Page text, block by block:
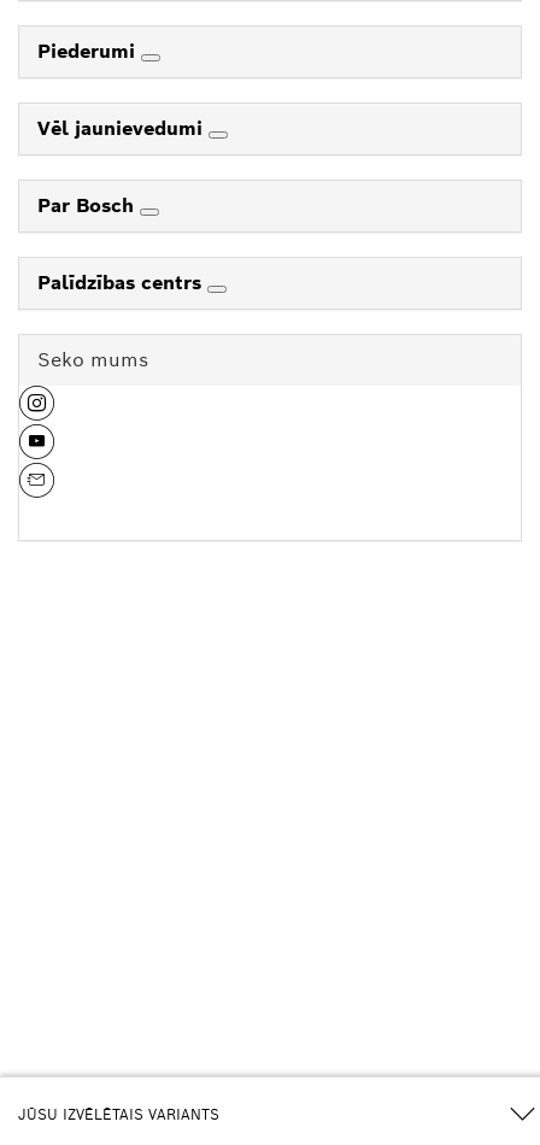
JŪSU IZVĒLĒTAIS VARIANTS
Piederumi
Vēl jaunievedumi
Par Bosch
Palīdzības centrs
Seko mums